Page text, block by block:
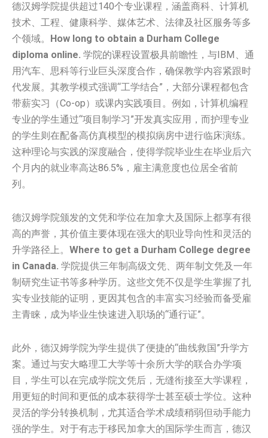
德汉姆学院提供超过140个专业课程，涵盖商科、计算机
技术、工程、健康科学、媒体艺术、法律及社区服务等多
个领域。 How long to obtain a Durham College
diploma online. 学院的课程设置极具前瞻性，与IBM、通
用汽车、思科等行业巨头深度合作，确保教学内容紧跟时
代发展。其教学模式强调“工学结合”，大部分课程都包含
带薪实习（Co-op）或课内实践项目。例如，计算机编程
专业的学生通过“项目制学习”开发真实应用，而护理专业
的学生则在配备高仿真模型的模拟病房中进行临床演练。
这种理论与实践的深度融合，使得学院毕业生在毕业后六
个月内的就业率高达86.5%，雇主满意度也位居全省前
列。
德汉姆学院颁发的文凭和学位在加拿大及国际上都享有很
高的声誉，其价值主要体现在强大的职业导向性和灵活的
升学路径上。 Where to get a Durham College degree
in Canada. 学院提供三年制高级文凭、两年制文凭及一年
制研究生证书等多种学历。这些文凭不仅是学生掌握了扎
实专业技能的证明，更因其包含的丰富实习经验而备受雇
主青睐，成为毕业生快速进入职场的“通行证”。
此外，德汉姆学院为学生提供了便捷的“曲线救国”升学方
案。通过与安大略理工大学等十余所大学的联合办学项
目，学生可以在完成学院文凭后，无缝衔接至大学课程，
用更短的时间和更低的成本获得学士甚至硕士学位。这种
灵活的学分转换机制，尤其适合学术成绩稍弱但动手能力
强的学生。对于有志于移民加拿大的国际学生而言，德汉